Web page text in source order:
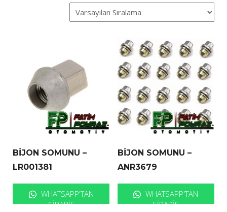
BİJON SOMUNU –
LR001381
WHATSAPP'TAN
SIPARIŞ
BİJON SOMUNU –
ANR3679
WHATSAPP'TAN
SIPARIŞ